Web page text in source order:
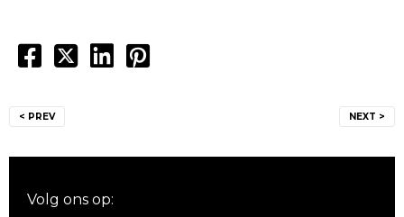
navigatie
< PREV NEXT >
Volg ons op: